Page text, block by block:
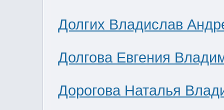
Долгих Владислав
Долгова Евгения
Дорогова Наталья